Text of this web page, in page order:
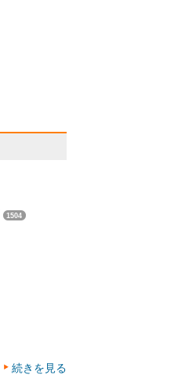
1504
続きを見る